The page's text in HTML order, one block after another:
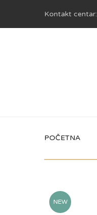
Kontakt centar:
POČETNA
NEW